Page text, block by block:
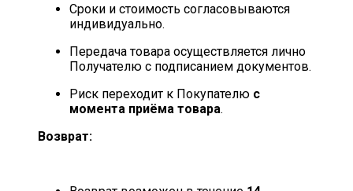
Сроки и стоимость согласовываются
индивидуально.
Передача товара осуществляется лично
Получателю с подписанием документов.
Риск переходит к Покупателю с
момента приёма товара.
Возврат: